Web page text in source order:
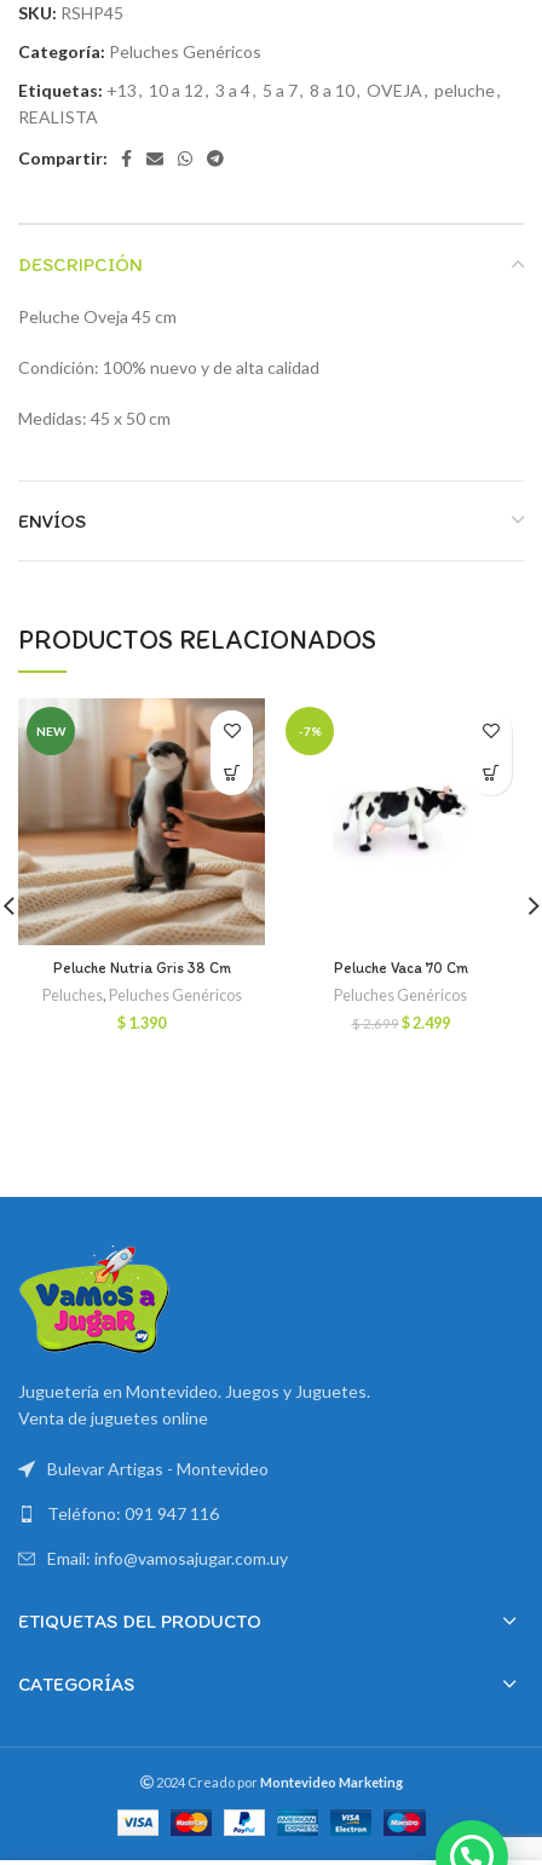
SKU: RSHP45
Categoría: Peluches Genéricos
Etiquetas: +13, 10 a 12, 3 a 4, 5 a 7, 8 a 10, OVEJA, peluche,
REALISTA
Compartir:
DESCRIPCIÓN
Peluche Oveja 45 cm
Condición: 100% nuevo y de alta calidad
Medidas: 45 x 50 cm
ENVÍOS
PRODUCTOS RELACIONADOS
NEW
Peluche Nutria Gris 38 Cm
Peluches, Peluches Genéricos
$ 1.390
-7%
Peluche Vaca 70 Cm
Peluches Genéricos
$2.699El
$2.499El
Juguetería en Montevideo. Juegos y Juguetes.
Venta de juguetes online
Bulevar Artigas - Montevideo
Teléfono: 091 947 116
Email: info@vamosajugar.com.uy
ETIQUETAS DEL PRODUCTO
CATEGORÍAS
2024 Creado porMontevideo Marketing